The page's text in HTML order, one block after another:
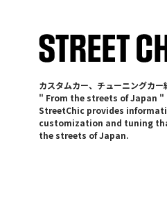
カスタムカー、チューニングカー
" From the streets of Japan "
StreetChic provides
customization and tuning
the streets of Japan.